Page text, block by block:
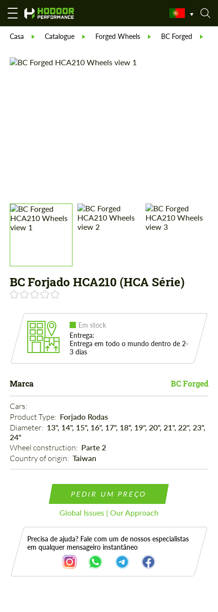
Casa Catalogue Forged Wheels BC Forged
BC Forjado HCA210 (HCA Série)
Em stock
Entrega:
Entrega em todo o mundo dentro de 2-
3 dias
Marca BC Forged
Cars:
Product Type: Forjado Rodas
Diameter: 13", 14", 15", 16", 17", 18", 19", 20", 21", 22", 23",
24"
Wheel construction: Parte 2
Country of origin: Taiwan
PEDIR UM PREÇO
Global Issues | Our Approach
Precisa de ajuda? Fale com um de nossos especialistas
em qualquer mensageiro instantâneo